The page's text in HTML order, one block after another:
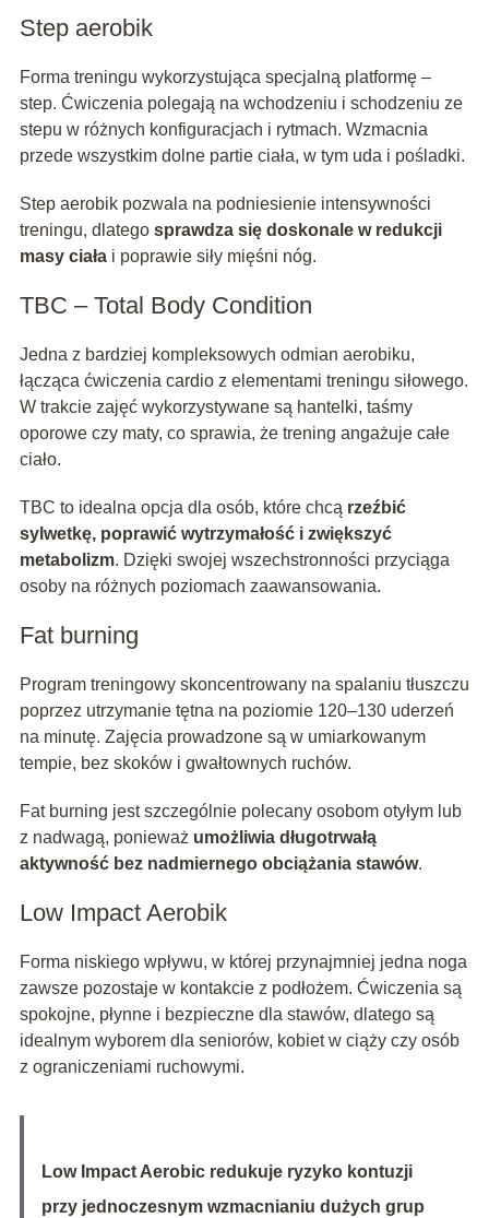
Step aerobik
Forma treningu wykorzystująca specjalną platformę –
step. Ćwiczenia polegają na wchodzeniu i schodzeniu ze
stepu w różnych konfiguracjach i rytmach. Wzmacnia
przede wszystkim dolne partie ciała, w tym uda i pośladki.
Step aerobik pozwala na podniesienie intensywności
treningu, dlatego sprawdza się doskonale w redukcji
masy ciałai poprawie siły mięśni nóg.
TBC – Total Body Condition
Jedna z bardziej kompleksowych odmian aerobiku,
łącząca ćwiczenia cardio z elementami treningu siłowego.
W trakcie zajęć wykorzystywane są hantelki, taśmy
oporowe czy maty, co sprawia, że trening angażuje całe
ciało.
TBC to idealna opcja dla osób, które chcą rzeźbić
sylwetkę, poprawić wytrzymałość i zwiększyć
metabolizm. Dzięki swojej wszechstronności przyciąga
osoby na różnych poziomach zaawansowania.
Fat burning
Program treningowy skoncentrowany na spalaniu tłuszczu
poprzez utrzymanie tętna na poziomie 120–130 uderzeń
na minutę. Zajęcia prowadzone są w umiarkowanym
tempie, bez skoków i gwałtownych ruchów.
Fat burning jest szczególnie polecany osobom otyłym lub
z nadwagą, ponieważ umożliwia długotrwałą
aktywność bez nadmiernego obciążania stawów.
Low Impact Aerobik
Forma niskiego wpływu, w której przynajmniej jedna noga
zawsze pozostaje w kontakcie z podłożem. Ćwiczenia są
spokojne, płynne i bezpieczne dla stawów, dlatego są
idealnym wyborem dla seniorów, kobiet w ciąży czy osób
z ograniczeniami ruchowymi.
Low Impact Aerobic redukuje ryzyko kontuzji
przy jednoczesnym wzmacnianiu dużych grup